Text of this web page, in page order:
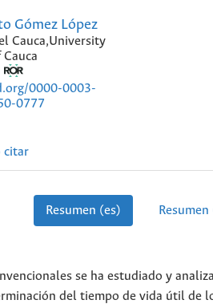
Gómez López
Cauca,University
Cauca
0000-0003-
0777
citar
Resumen (es)
se ha estudiado y
del tiempo de vida útil de